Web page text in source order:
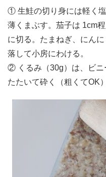
① 生鮭の切り身には軽く
薄くまぶす。茄子は 1cm
に切る。たまねぎ、にん
落して小房にわける。
② くるみ（30g）は、ビニ
たたいて砕く（粗くてOK）